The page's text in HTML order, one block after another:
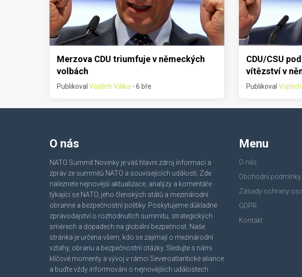
Merzova CDU triumfuje v německých
volbách
Publikoval Vojtěch Válka - 6 bře
CDU/CSU
vítězství v
Publikoval
O nás
NATO Summit Novinky je váš hlavní zdroj informací a
zpráv ze summitů NATO a souvisejících událostí. Zde
naleznete nejnovější aktualizace, analýzy a komentáře
týkající se NATO, jeho členských států a mezinárodní
obranné a bezpečnostní politiky. Poskytujeme důkladné
zpravodajství o rozhodnutích summitu, strategických
směrech a dopadech na globální bezpečnost. Naše
stránka je určena všem, kdo se zajímají o mezinárodní
vztahy, obranu a bezpečnostní otázky. Sledujte s námi
klíčové momenty a vývoj v rámci Severoatlantické aliance
a buďte vždy informováni o nejnovějších událostech.
Menu
O nás
Obchodní podmínky
Zásady ochrany
GDPR
Kontakt